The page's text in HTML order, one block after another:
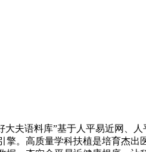
语料库”基于人平易近网、
。高质量学科扶植是培育杰